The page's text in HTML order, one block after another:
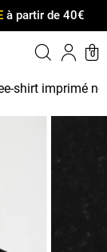
à partir de 40€
0
shirt imprimé